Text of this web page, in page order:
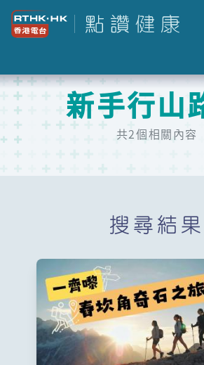
新手行山
共2個相關內容
搜尋結果